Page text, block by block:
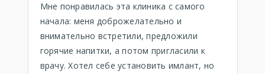
Мне понравилась эта клиника с самого
начала: меня доброжелательно и
внимательно встретили, предложили
горячие напитки, а потом пригласили к
врачу. Хотел себе установить имлант, но